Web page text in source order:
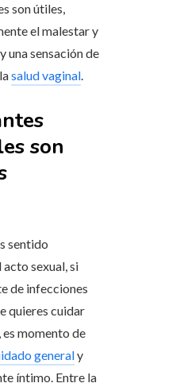
son útiles,
el malestar y
una sensación de
salud vaginal.
son
sentido
sexual, si
de infecciones
quieres cuidar
momento de
generaly
íntimo. Entre la